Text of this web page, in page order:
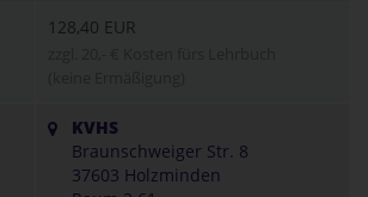
128,40 EUR
KVHS
Braunschweiger Str. 8
37603 Holzminden